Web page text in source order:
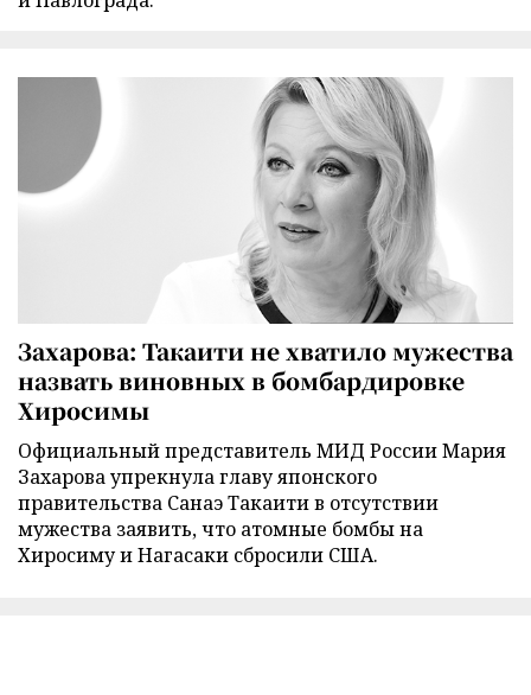
Захарова: Такаити не хватило мужества
назвать виновных в бомбардировке
Хиросимы
Официальный представитель МИД России Мария
Захарова упрекнула главу японского
правительства Санаэ Такаити в отсутствии
мужества заявить, что атомные бомбы на
Хиросиму и Нагасаки сбросили США.